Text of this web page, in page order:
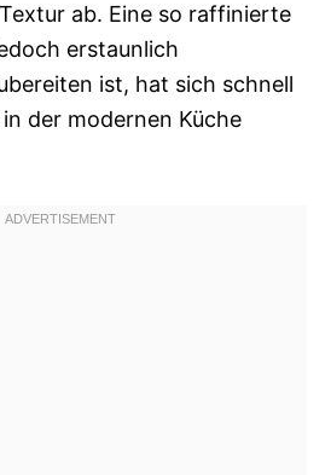
ab. Eine so raffinierte
erstaunlich
ist, hat sich schnell
der modernen Küche